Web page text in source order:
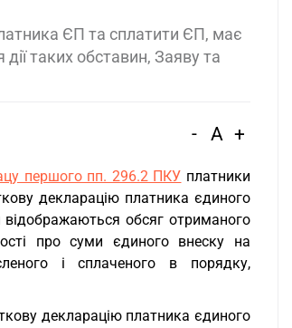
ЄП та сплатити ЄП, має
таких обставин, Заяву та
- A +
першого пп. 296.2 ПКУ платники
декларацію платника єдиного
відображаються обсяг отриманого
про суми єдиного внеску на
і сплаченого в порядку,
декларацію платника єдиного